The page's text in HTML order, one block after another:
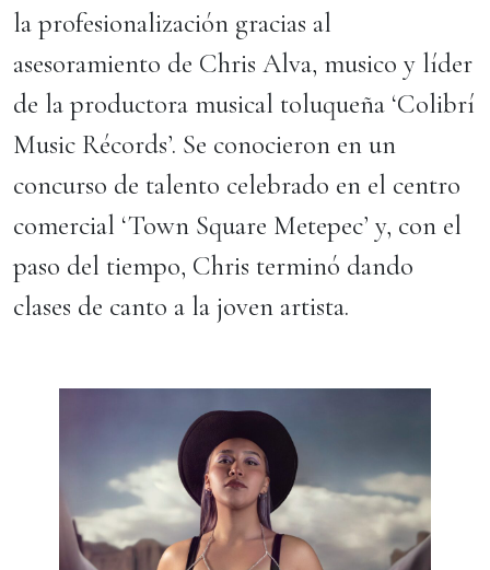
la profesionalización gracias al
asesoramiento de Chris Alva, musico y líder
de la productora musical toluqueña ‘Colibrí
Music Récords’. Se conocieron en un
concurso de talento celebrado en el centro
comercial ‘Town Square Metepec’ y, con el
paso del tiempo, Chris terminó dando
clases de canto a la joven artista.